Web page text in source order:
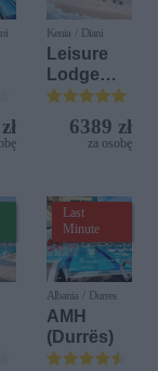
Kenia / Diani
Leisure
Lodge
Beach &
Golf
Resort by
Diamonds
6389 zł
za osobę
Last
Minute
Albania / Durres
AMH
(Durrës)